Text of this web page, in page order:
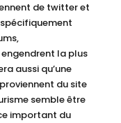
de twitter et
spécifiquement
la plus
aussi qu’une
du site
semble être
important du